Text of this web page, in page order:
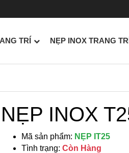
TRÍ NẸP INOX TRANG
NẸP INOX
Mã sản phẩm: NẸP IT25
Tình trạng: Còn Hàng